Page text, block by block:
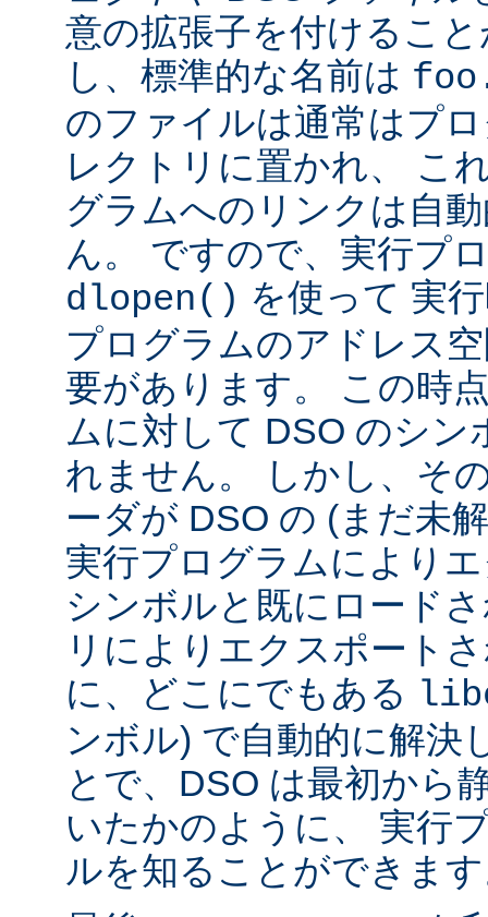
意の拡張子を付けるこ
し、標準的な名前は
のファイルは通常はプ
レクトリに置かれ、 こ
グラムへのリンクは自
ん。 ですので、実行プ
dlopen() を使って 実
プログラムのアドレス
要があります。 この時
ムに対して DSO のシン
れません。 しかし、そ
ーダが DSO の (まだ未
実行プログラムにより
シンボルと既にロード
リによりエクスポート
に、どこにでもある
ンボル) で自動的に解決
とで、DSO は最初から
いたかのように、 実行
ルを知ることができま